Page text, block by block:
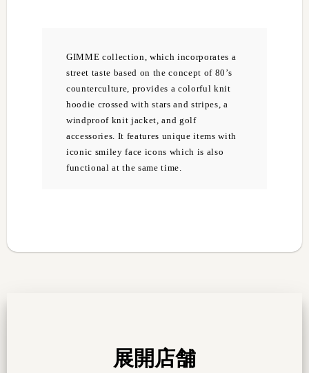
GIMME collection, which incorporates a
street taste based on the concept of 80’s
counterculture, provides a colorful knit
hoodie crossed with stars and stripes, a
windproof knit jacket, and golf
accessories. It features unique items with
iconic smiley face icons which is also
functional at the same time.
展開店舗